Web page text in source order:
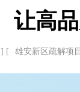
让高
] [ 雄安新区疏解项